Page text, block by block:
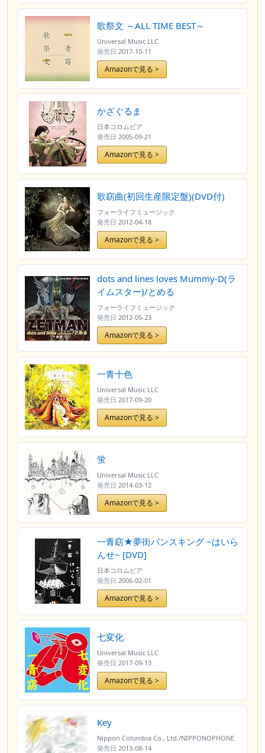
歌祭文 ～ALL TIME BEST～
Universal Music LLC
発売日 2017-10-11
Amazonで見る >
かざぐるま
日本コロムビア
発売日 2005-09-21
Amazonで見る >
歌窈曲(初回生産限定盤)(DVD付)
フォーライフミュージック
発売日 2012-04-18
Amazonで見る >
dots and lines loves Mummy-D(ラ
イムスター)/とめる
フォーライフミュージック
発売日 2012-05-23
Amazonで見る >
一青十色
Universal Music LLC
発売日 2017-09-20
Amazonで見る >
蛍
Universal Music LLC
発売日 2014-03-12
Amazonで見る >
一青窈★夢街バンスキング ~はいら
んせ~ [DVD]
日本コロムビア
発売日 2006-02-01
Amazonで見る >
七変化
Universal Music LLC
発売日 2017-09-13
Amazonで見る >
Key
Nippon Columbia Co., Ltd./NIPPONOPHONE
発売日 2013-08-14